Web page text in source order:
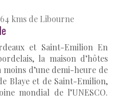
kms de Libourne
et Saint-Emilion En
la maison d’hôtes
moins d’une demi-heure de
Blaye et de Saint-Emilion,
mondial de l’UNESCO.